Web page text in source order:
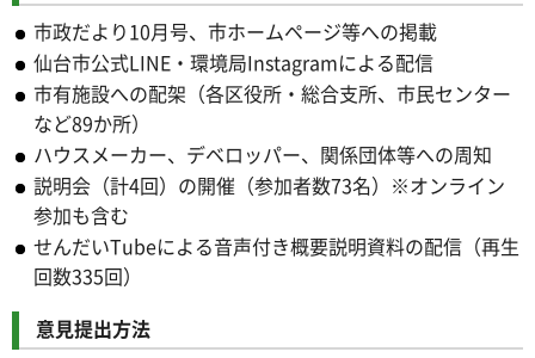
市政だより10月号、市ホームページ等への掲載
仙台市公式LINE・環境局Instagramによる配信
市有施設への配架（各区役所・総合支所、市民センター
など89か所）
ハウスメーカー、デベロッパー、関係団体等への周知
説明会（計4回）の開催（参加者数73名）※オンライン
参加も含む
せんだいTubeによる音声付き概要説明資料の配信（再生
回数335回）
意見提出方法